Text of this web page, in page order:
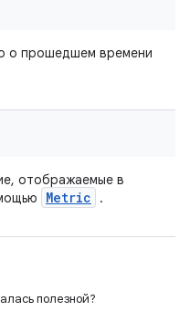
о прошедшем времени
отображаемые в
Metric .
полезной?